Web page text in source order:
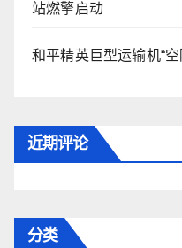
站燃擎启动
和平精英巨型运输机“
近期评论
分类